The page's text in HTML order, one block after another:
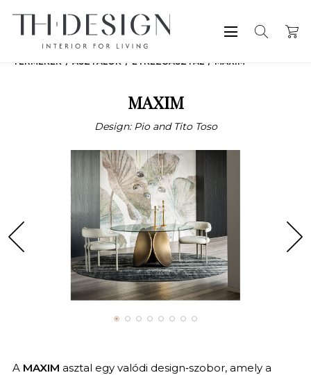
TERMÉKEK ASZTALOK ÉTKEZŐASZTAL MAXIM
MAXIM
Design: Pio and Tito Toso
A MAXIM asztal egy valódi design‑szobor, amely a